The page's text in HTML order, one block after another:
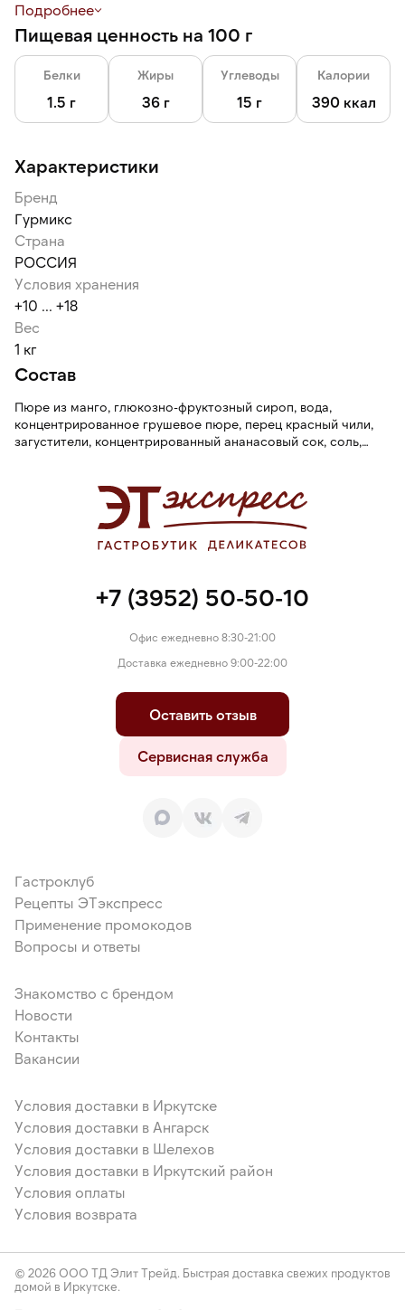
Подходит для подачи к блюдам азиатской кухни, таким как
жареная курица, рыба, овощи и экзотические гарниры
Подробнее
Пищевая ценность на 100 г
Белки
1.5 г
Жиры
36 г
Углеводы
15 г
Калории
390 ккал
Характеристики
Бренд
Гурмикс
Страна
РОССИЯ
Условия хранения
+10 ... +18
Вес
1 кг
Состав
Пюре из манго, глюкозно-фруктозный сироп, вода,
концентрированное грушевое пюре, перец красный чили,
загустители, концентрированный ананасовый сок, соль,
+7 (3952) 50-50-10
Офис ежедневно 8:30-21:00
Доставка ежедневно 9:00-22:00
Оставить отзыв
Сервисная служба
Гастроклуб
Рецепты ЭТэкспресс
Применение промокодов
Вопросы и ответы
Знакомство с брендом
Новости
Контакты
Вакансии
Условия доставки в Иркутске
Условия доставки в Ангарск
Условия доставки в Шелехов
Условия доставки в Иркутский район
Условия оплаты
Условия возврата
© 2026 ООО ТД Элит Трейд. Быстрая доставка свежих продуктов
домой в Иркутске.